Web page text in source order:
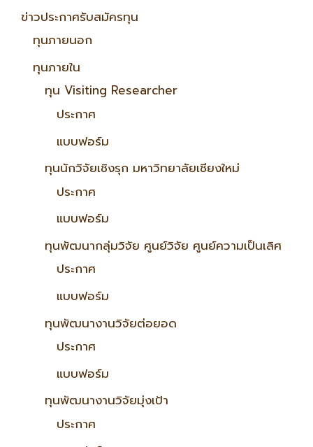
ข่าวประกาศรับสมัครทุน
ทุนภายนอก
ทุนภายใน
ทุน Visiting Researcher
ประกาศ
แบบฟอร์ม
ทุนนักวิจัยเชิงรุก มหาวิทยาลัยเชียงใหม่
ประกาศ
แบบฟอร์ม
ทุนพัฒนากลุ่มวิจัย ศูนย์วิจัย ศูนย์ความเป็นเลิศ
ประกาศ
แบบฟอร์ม
ทุนพัฒนางานวิจัยต่อยอด
ประกาศ
แบบฟอร์ม
ทุนพัฒนางานวิจัยมุ่งเป้า
ประกาศ